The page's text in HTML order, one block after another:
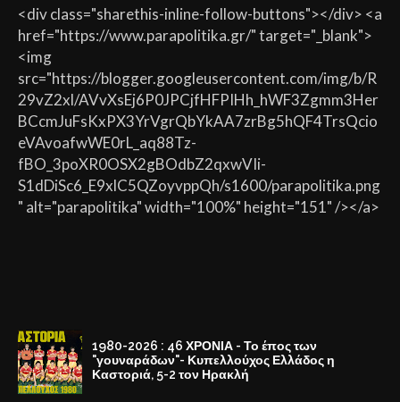
<div class="sharethis-inline-follow-buttons"></div> <a
href="https://www.parapolitika.gr/" target="_blank">
<img
src="https://blogger.googleusercontent.com/img/b/R
29vZ2xl/AVvXsEj6P0JPCjfHFPIHh_hWF3Zgmm3Her
BCcmJuFsKxPX3YrVgrQbYkAA7zrBg5hQF4TrsQcio
eVAvoafwWE0rL_aq88Tz-
fBO_3poXR0OSX2gBOdbZ2qxwVIi-
S1dDiSc6_E9xlC5QZoyvppQh/s1600/parapolitika.png
" alt="parapolitika" width="100%" height="151" /></a>
1980-2026 : 46 ΧΡΟΝΙΑ - Το έπος των
"γουναράδων"- Κυπελλούχος Ελλάδος η
Καστοριά, 5-2 τον Ηρακλή